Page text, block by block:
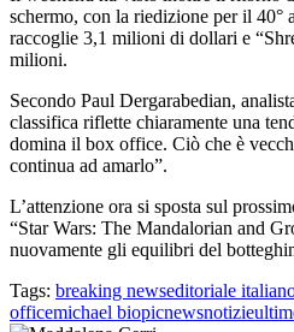
schermo, con la riedizione per il 40°
raccoglie 3,1 milioni di dollari e
milioni.
Secondo Paul Dergarabedian,
classifica riflette chiaramente una
domina il box office. Ciò che è
continua ad amarlo”.
L’attenzione ora si sposta sul
“Star Wars: The Mandalorian and
nuovamente gli equilibri del
Tags: breaking newseditoriale
officemichael biopicnewsnotizie